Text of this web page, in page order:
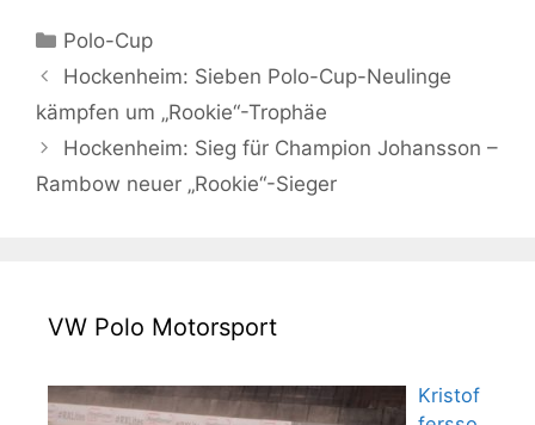
Kategorien
Polo-Cup
Hockenheim: Sieben Polo-Cup-Neulinge
kämpfen um „Rookie“-Trophäe
Hockenheim: Sieg für Champion Johansson –
Rambow neuer „Rookie“-Sieger
VW Polo Motorsport
Kristof